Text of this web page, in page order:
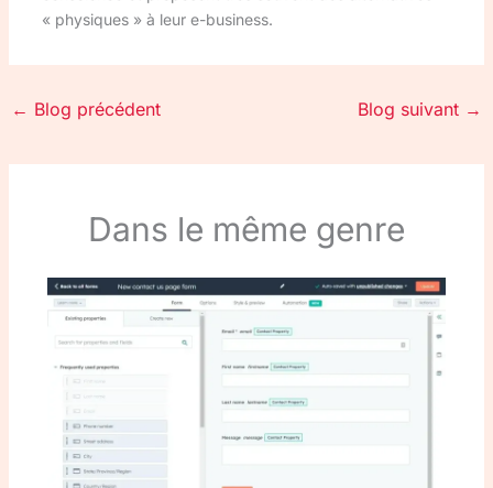
« physiques » à leur e-business.
← Blog précédent Blog suivant →
Dans le même genre